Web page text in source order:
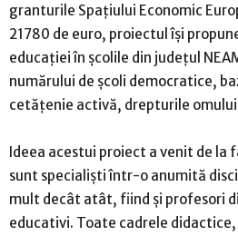
granturile Spațiului Economic
21780 de euro, proiectul își
educației în școlile din județul
numărului de școli democratice,
cetățenie activă, drepturile
Ideea acestui proiect a venit de la
sunt specialişti într-o anumită
mult decât atât, fiind și profesori
educativi. Toate cadrele